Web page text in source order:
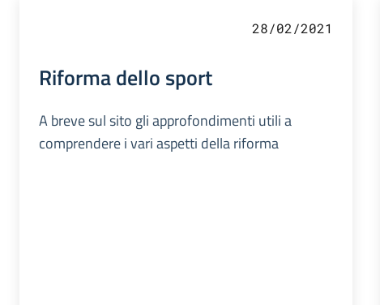
28/02/2021
Riforma dello sport
A breve sul sito gli approfondimenti utili a
comprendere i vari aspetti della riforma